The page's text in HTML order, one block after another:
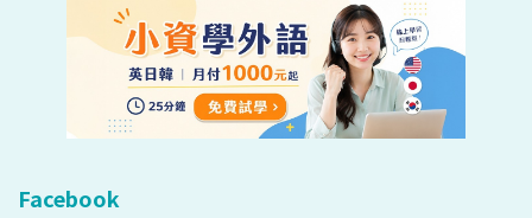
Facebook